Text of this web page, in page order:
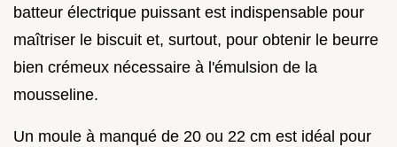
batteur électrique puissant est indispensable pour
maîtriser le biscuit et, surtout, pour obtenir le beurre
bien crémeux nécessaire à l'émulsion de la
mousseline.
Un moule à manqué de 20 ou 22 cm est idéal pour